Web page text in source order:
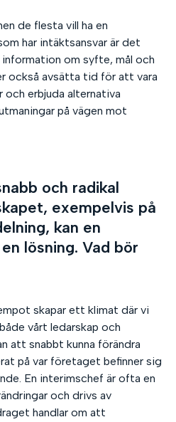
de flesta vill ha en
har intäktsansvar är det
om syfte, mål och
också avsätta tid för att vara
och erbjuda alternativa
på vägen mot
och radikal
exempelvis på
kan en
lösning. Vad bör
skapar ett klimat där vi
vårt ledarskap och
att snabbt kunna förändra
på var företaget befinner sig
En interimschef är ofta en
och drivs av
handlar om att